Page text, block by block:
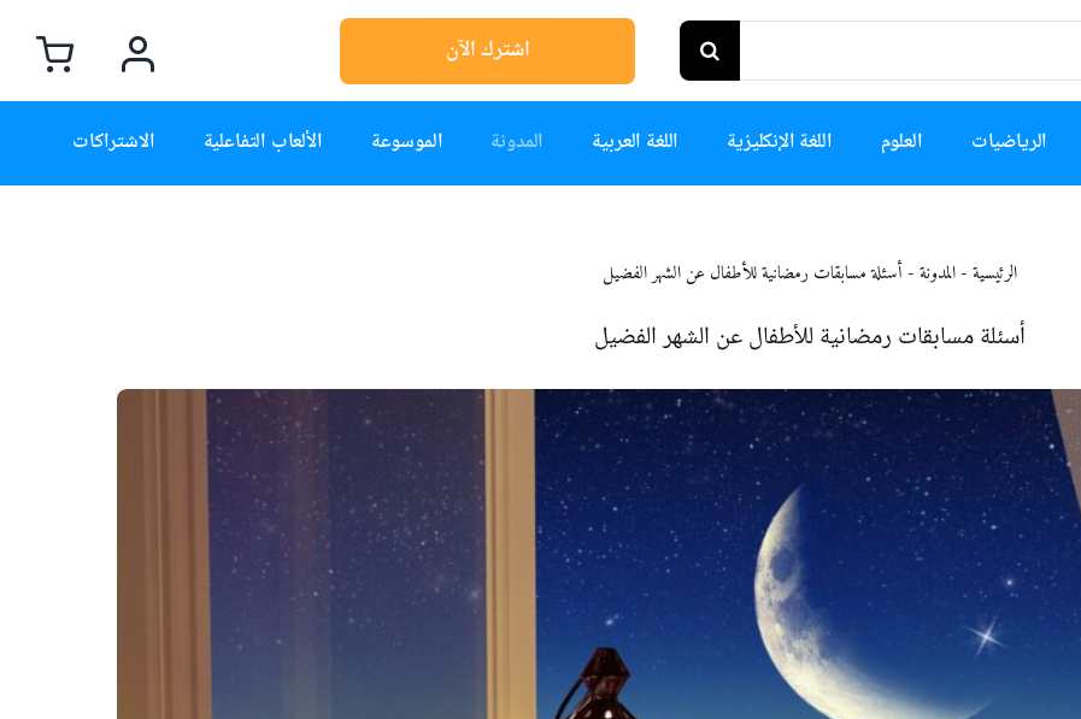
اشترك الآن
الرياضيات العلوم اللغة الإنكليزية اللغة العربية المدونة الموسوعة الألعاب التفاعلية الاشتراكات
الرئيسية-المدونة-أسئلة مسابقات رمضانية للأطفال عن الشهر الفضيل
أسئلة مسابقات رمضانية للأطفال عن الشهر الفضيل